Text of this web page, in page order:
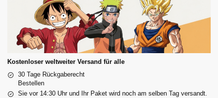
Kostenloser weltweiter Versand für alle
30 Tage Rückgaberecht
Bestellen
Sie vor 14:30 Uhr und Ihr Paket wird noch am selben Tag versandt.